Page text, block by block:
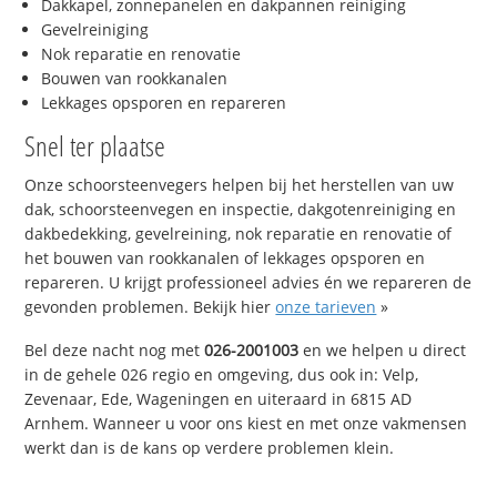
Dakkapel, zonnepanelen en dakpannen reiniging
Gevelreiniging
Nok reparatie en renovatie
Bouwen van rookkanalen
Lekkages opsporen en repareren
Snel ter plaatse
Onze schoorsteenvegers helpen bij het herstellen van uw
dak, schoorsteenvegen en inspectie, dakgotenreiniging en
dakbedekking, gevelreining, nok reparatie en renovatie of
het bouwen van rookkanalen of lekkages opsporen en
repareren. U krijgt professioneel advies én we repareren de
gevonden problemen. Bekijk hieronze tarieven »
Bel deze nacht nog met026-2001003 en we helpen u direct
in de gehele 026 regio en omgeving, dus ook in: Velp,
Zevenaar, Ede, Wageningen en uiteraard in 6815 AD
Arnhem. Wanneer u voor ons kiest en met onze vakmensen
werkt dan is de kans op verdere problemen klein.